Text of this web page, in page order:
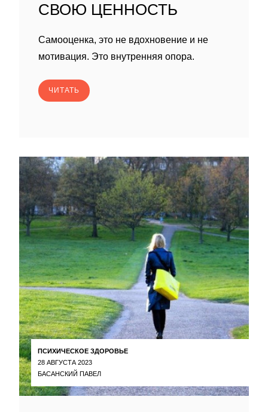
СВОЮ ЦЕННОСТЬ
Самооценка, это не вдохновение и не
мотивация. Это внутренняя опора.
ЧИТАТЬ
ПСИХИЧЕСКОЕ ЗДОРОВЬЕ
28 АВГУСТА 2023
БАСАНСКИЙ ПАВЕЛ